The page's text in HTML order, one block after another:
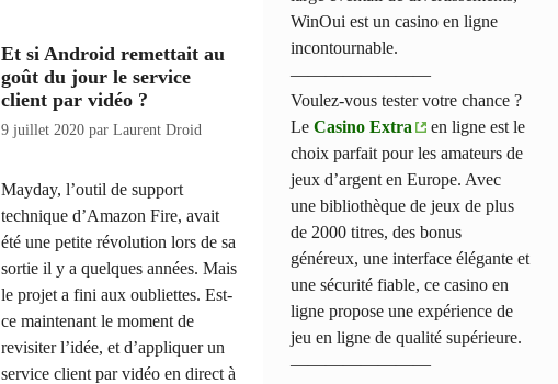
Et si Android remettait au
goût du jour le service
client par vidéo ?
9 juillet 2020 parLaurent Droid
Mayday, l’outil de support
technique d’Amazon Fire, avait
été une petite révolution lors de sa
sortie il y a quelques années. Mais
le projet a fini aux oubliettes. Est-
ce maintenant le moment de
revisiter l’idée, et d’appliquer un
service client par vidéo en direct à
WinOui est un casino en ligne
incontournable.
————————
Voulez-vous tester votre chance ?
LeCasino Extra
en ligne est le
choix parfait pour les amateurs de
jeux d’argent en Europe. Avec
une bibliothèque de jeux de plus
de 2000 titres, des bonus
généreux, une interface élégante et
une sécurité fiable, ce casino en
ligne propose une expérience de
jeu en ligne de qualité supérieure.
————————